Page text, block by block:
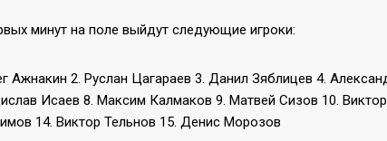
минут на поле выйдут следующие игроки:
Ажнакин 2. Руслан Цагараев 3. Данил Зяблицев 4.
Исаев 8. Максим Калмаков 9. Матвей Сизов 10.
14. Виктор Тельнов 15. Денис Морозов